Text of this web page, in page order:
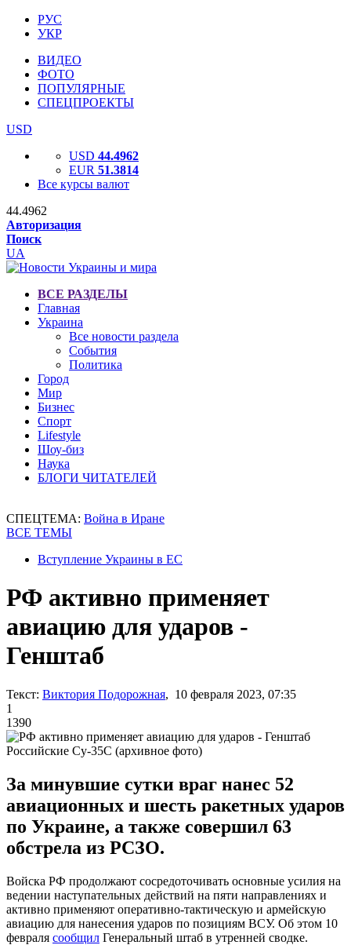
РУС
УКР
ВИДЕО
ФОТО
ПОПУЛЯРНЫЕ
СПЕЦПРОЕКТЫ
USD
USD 44.4962
EUR 51.3814
Все курсы валют
44.4962
Авторизация
Поиск
UA
ВСЕ РАЗДЕЛЫ
Главная
Украина
Все новости раздела
События
Политика
Город
Мир
Бизнес
Спорт
Lifestyle
Шоу-биз
Наука
БЛОГИ ЧИТАТЕЛЕЙ
СПЕЦТЕМА: Война в Иране
ВСЕ ТЕМЫ
Вступление Украины в ЕС
РФ активно применяет
авиацию для ударов -
Генштаб
Текст: Виктория Подорожная, 10 февраля 2023, 07:35
1
1390
Российские Су-35С (архивное фото)
За минувшие сутки враг нанес 52
авиационных и шесть ракетных ударов
по Украине, а также совершил 63
обстрела из РСЗО.
Войска РФ продолжают сосредоточивать основные усилия на
ведении наступательных действий на пяти направлениях и
активно применяют оперативно-тактическую и армейскую
авиацию для нанесения ударов по позициям ВСУ. Об этом 10
февраля сообщил Генеральный штаб в утренней сводке.